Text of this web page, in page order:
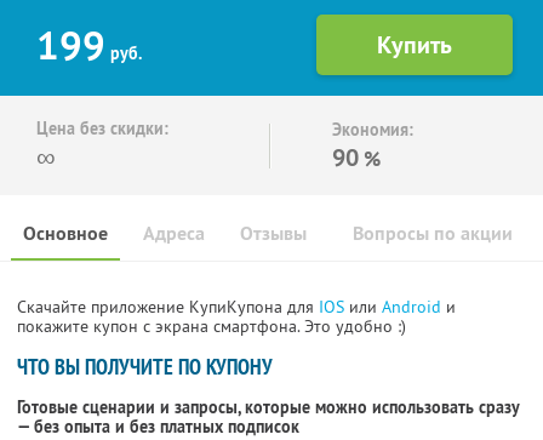
199 руб.
Цена без скидки:
∞
Экономия:
90 %
Основное Отзывы Вопросы по акции
Адреса
Скачайте приложение КупиКупона для IOS или Android и
покажите купон с экрана смартфона. Это удобно :)
ЧТО ВЫ ПОЛУЧИТЕ ПО КУПОНУ
Готовые сценарии и запросы, которые можно использовать сразу
— без опыта и без платных подписок